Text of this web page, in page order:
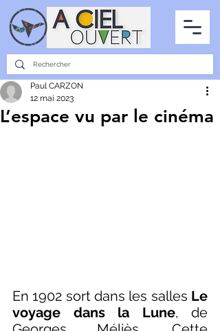
PARTENARIATS
INTERVIEWS LA PHOTO DU CIEL TOUS LES ARTICLES
L’espace vu par le cinéma
Paul CARZON
12 mai 2023
En 1902 sort dans les salles Le
voyage dans la Lune, de